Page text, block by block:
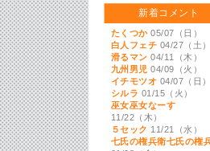
新着コメント
たくつか05/07（日）
白人フェチ 04/27（土）
滑るマン 04/11（木）
九州男児 04/09（火）
イチモツオ 04/07（日）
シルラ 01/15（火）
巫女巫女なーす
11/22（木）
５セック 11/21（水）
七氏の権兵衛七氏の権